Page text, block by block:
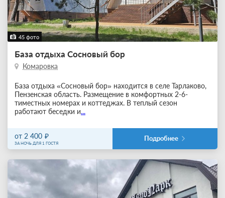
45 фото
База отдыха Сосновый бор
Комаровка
База отдыха «Сосновый бор» находится в селе Тарлаково,
Пензенская область. Размещение в комфортных 2-6-
тиместных номерах и коттеджах. В теплый сезон
работают беседки и...
от 2 400
ЗА НОЧЬ ДЛЯ 1 ГОСТЯ
Подробнее